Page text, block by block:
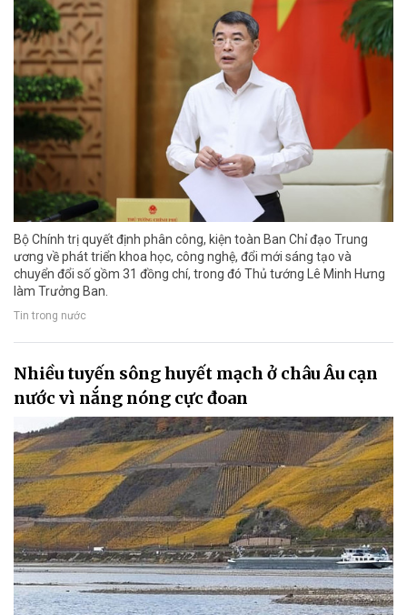
Bộ Chính trị quyết định phân công, kiện toàn Ban Chỉ đạo Trung
ương về phát triển khoa học, công nghệ, đổi mới sáng tạo và
chuyển đổi số gồm 31 đồng chí, trong đó Thủ tướng Lê Minh Hưng
làm Trưởng Ban.
Tin trong nước
Nhiều tuyến sông huyết mạch ở châu Âu cạn
nước vì nắng nóng cực đoan